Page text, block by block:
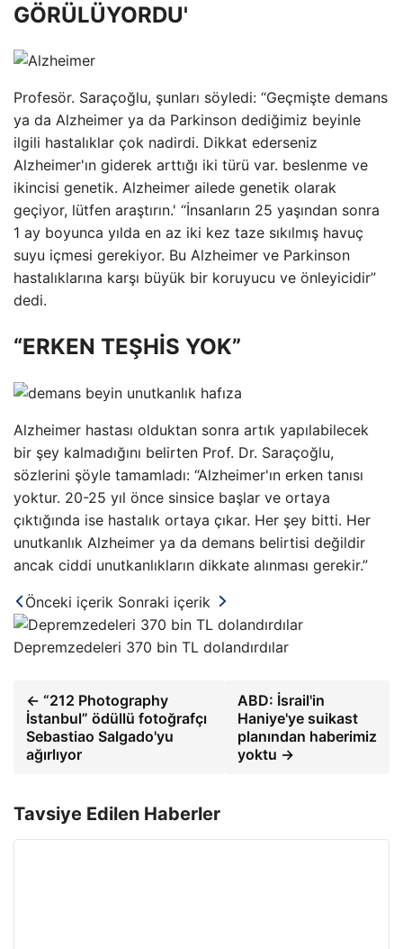
GÖRÜLÜYORDU'
Profesör. Saraçoğlu, şunları söyledi: “Geçmişte demans
ya da Alzheimer ya da Parkinson dediğimiz beyinle
ilgili hastalıklar çok nadirdi. Dikkat ederseniz
Alzheimer'ın giderek arttığı iki türü var. beslenme ve
ikincisi genetik. Alzheimer ailede genetik olarak
geçiyor, lütfen araştırın.' “İnsanların 25 yaşından sonra
1 ay boyunca yılda en az iki kez taze sıkılmış havuç
suyu içmesi gerekiyor. Bu Alzheimer ve Parkinson
hastalıklarına karşı büyük bir koruyucu ve önleyicidir”
dedi.
“ERKEN TEŞHİS YOK”
Alzheimer hastası olduktan sonra artık yapılabilecek
bir şey kalmadığını belirten Prof. Dr. Saraçoğlu,
sözlerini şöyle tamamladı: “Alzheimer'ın erken tanısı
yoktur. 20-25 yıl önce sinsice başlar ve ortaya
çıktığında ise hastalık ortaya çıkar. Her şey bitti. Her
unutkanlık Alzheimer ya da demans belirtisi değildir
ancak ciddi unutkanlıkların dikkate alınması gerekir.”
Önceki içerik Sonraki içerik
Depremzedeleri 370 bin TL dolandırdılar
← “212 Photography
İstanbul” ödüllü fotoğrafçı
Sebastiao Salgado'yu
ağırlıyor
ABD: İsrail'in
Haniye'ye suikast
planından haberimiz
yoktu →
Tavsiye Edilen Haberler